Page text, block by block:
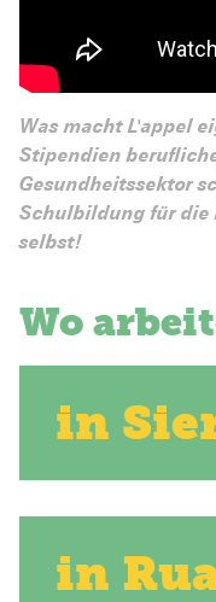
Was macht L'appel
Stipendien
Gesundheitssektor
Schulbildung für die
selbst!
Wo
in
in